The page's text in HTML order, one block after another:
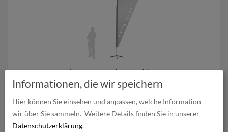
Beachflag Drop | Extra Large (460 cm) | einseitig bedruckt
Informationen, die wir speichern
Hier können Sie einsehen und anpassen, welche Information
wir über Sie sammeln. Weitere Details finden Sie in unserer
Datenschutzerklärung.